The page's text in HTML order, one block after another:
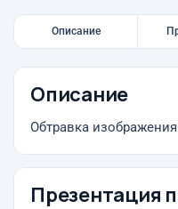
Описание
Описание
Обтравка
Презентация